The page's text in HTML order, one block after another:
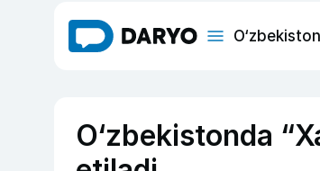
O‘zbekiston
O‘zbekistonda